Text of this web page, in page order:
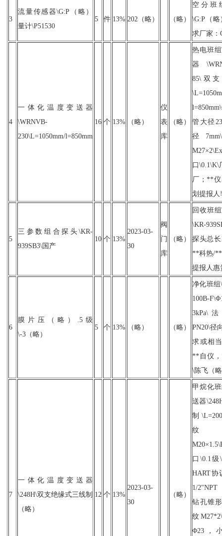
3
流量传感器\G:P（略）
量计\P51530
5 件 13% 202（略） （略）
空分班
\G:P（略
求厂家：
4
一体化温度变送器
\WRNVB-
230\L=1050mm/l=850mm
16 个 13% （略）
仪
表
库
（略）
热电班
器
85\双
管大径
径
口\0.1\K\
厂；**
划提报人
5
三参数组合探头\KR-
939SB3\国产
10 个 13%
2023-03-
30
阀
门
库
（略）
回收班
\KR-
探头总
**科热/
提报人惠
6
膜片压（略）.5级
\-3（略）
5 个 13% （略） （略）
净化班
100B-
3kPa\
PN20\径
求或相
**自仪
\陈飞（
7
一体化温度变送器
\248H\双支绝缘式三线制
（略）
12 个 13%
2023-03-
30
（略）
甲烷化
送器
制
纹
口\0.1级
HART
1/
钻孔锥
纹
Φ23，